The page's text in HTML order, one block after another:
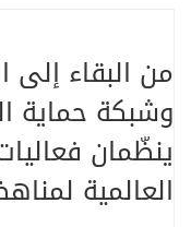
من البقاء إلى
وشبكة حماية
ينظّمان
العالمية